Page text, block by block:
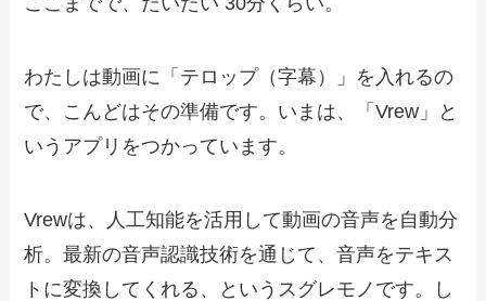
わたしは動画に「テロップ（字幕）」を入れるの
で、こんどはその準備です。いまは、「Vrew」と
いうアプリをつかっています。
Vrewは、人工知能を活用して動画の音声を自動分
析。最新の音声認識技術を通じて、音声をテキス
トに変換してくれる、というスグレモノです。し